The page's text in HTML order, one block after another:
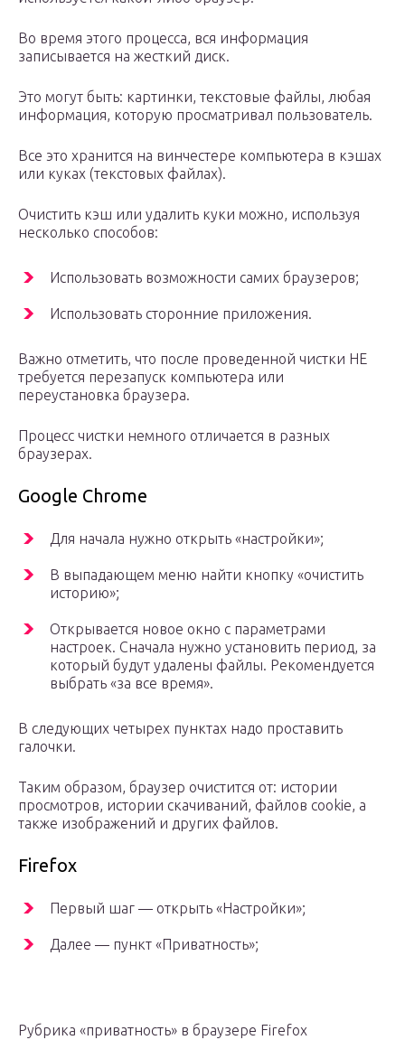
Во время этого процесса, вся информация
записывается на жесткий диск.
Это могут быть: картинки, текстовые файлы, любая
информация, которую просматривал пользователь.
Все это хранится на винчестере компьютера в кэшах
или куках (текстовых файлах).
Очистить кэш или удалить куки можно, используя
несколько способов:
Использовать возможности самих браузеров;
Использовать сторонние приложения.
Важно отметить, что после проведенной чистки НЕ
требуется перезапуск компьютера или
переустановка браузера.
Процесс чистки немного отличается в разных
браузерах.
Google Chrome
Для начала нужно открыть «настройки»;
В выпадающем меню найти кнопку «очистить
историю»;
Открывается новое окно с параметрами
настроек. Сначала нужно установить период, за
который будут удалены файлы. Рекомендуется
выбрать «за все время».
В следующих четырех пунктах надо проставить
галочки.
Таким образом, браузер очистится от: истории
просмотров, истории скачиваний, файлов cookie, а
также изображений и других файлов.
Firefox
Первый шаг — открыть «Настройки»;
Далее — пункт «Приватность»;
Рубрика «приватность» в браузере Firefox